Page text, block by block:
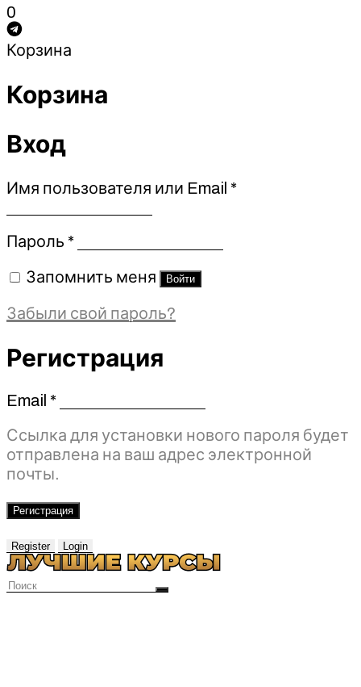
0
Корзина
Корзина
Вход
Имя пользователя или Email *Обязательно
Пароль *Обязательно
Запомнить меня Войти
Забыли свой пароль?
Регистрация
Email *Обязательно
Ссылка для установки нового пароля будет
отправлена ​​на ваш адрес электронной
почты.
Регистрация
Register Login